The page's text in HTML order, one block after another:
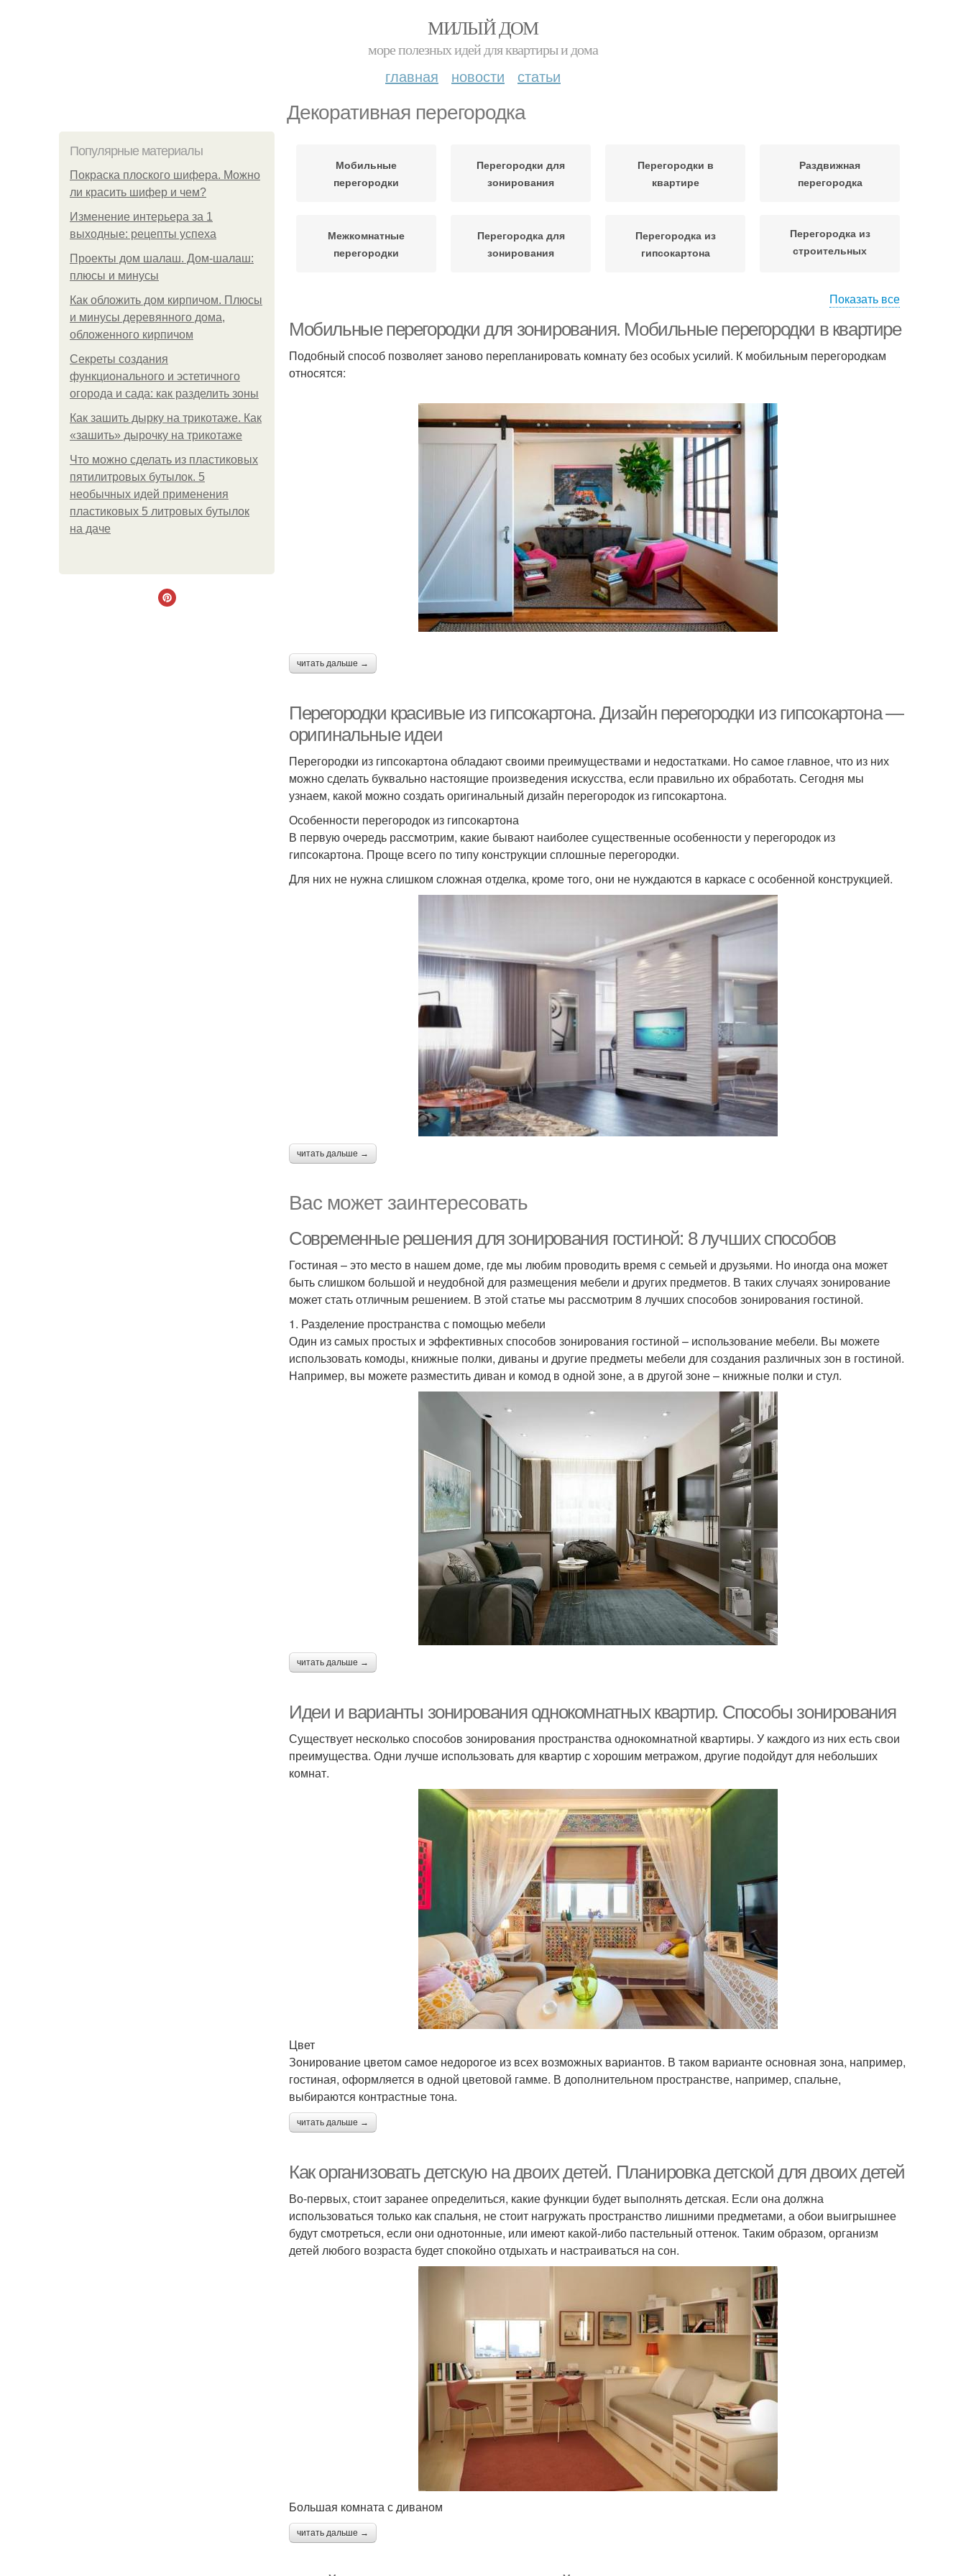
МИЛЫЙ ДОМ
море полезных идей для квартиры и дома
главная новости статьи
Декоративная перегородка
Популярные материалы
Покраска плоского шифера. Можно
ли красить шифер и чем?
Изменение интерьера за 1
выходные: рецепты успеха
Проекты дом шалаш. Дом-шалаш:
плюсы и минусы
Как обложить дом кирпичом. Плюсы
и минусы деревянного дома,
обложенного кирпичом
Секреты создания
функционального и эстетичного
огорода и сада: как разделить зоны
Как зашить дырку на трикотаже. Как
«зашить» дырочку на трикотаже
Что можно сделать из пластиковых
пятилитровых бутылок. 5
необычных идей применения
пластиковых 5 литровых бутылок
на даче
Мобильные
перегородки
Перегородки для
зонирования
Перегородки в
квартире
Раздвижная
перегородка
Межкомнатные
перегородки
Перегородка для
зонирования
Перегородка из
гипсокартона
Перегородка из
строительных
перегородки
перегородки
перегородки
Перегородки из
гипсокартона
Декоративные
Показать все
Мобильные перегородки для зонирования. Мобильные перегородки в квартире
Подобный способ позволяет заново перепланировать комнату без особых усилий. К мобильным перегородкам
относятся:
читать дальше →
Перегородки красивые из гипсокартона. Дизайн перегородки из гипсокартона —
оригинальные идеи
Перегородки из гипсокартона обладают своими преимуществами и недостатками. Но самое главное, что из них
можно сделать буквально настоящие произведения искусства, если правильно их обработать. Сегодня мы
узнаем, какой можно создать оригинальный дизайн перегородок из гипсокартона.
Особенности перегородок из гипсокартона
В первую очередь рассмотрим, какие бывают наиболее существенные особенности у перегородок из
гипсокартона. Проще всего по типу конструкции сплошные перегородки.
Для них не нужна слишком сложная отделка, кроме того, они не нуждаются в каркасе с особенной конструкцией.
читать дальше →
Вас может заинтересовать
Современные решения для зонирования гостиной: 8 лучших способов
Гостиная – это место в нашем доме, где мы любим проводить время с семьей и друзьями. Но иногда она может
быть слишком большой и неудобной для размещения мебели и других предметов. В таких случаях зонирование
может стать отличным решением. В этой статье мы рассмотрим 8 лучших способов зонирования гостиной.
1. Разделение пространства с помощью мебели
Один из самых простых и эффективных способов зонирования гостиной – использование мебели. Вы можете
использовать комоды, книжные полки, диваны и другие предметы мебели для создания различных зон в гостиной.
Например, вы можете разместить диван и комод в одной зоне, а в другой зоне – книжные полки и стул.
читать дальше →
Идеи и варианты зонирования однокомнатных квартир. Способы зонирования
Существует несколько способов зонирования пространства однокомнатной квартиры. У каждого из них есть свои
преимущества. Одни лучше использовать для квартир с хорошим метражом, другие подойдут для небольших
комнат.
Цвет
Зонирование цветом самое недорогое из всех возможных вариантов. В таком варианте основная зона, например,
гостиная, оформляется в одной цветовой гамме. В дополнительном пространстве, например, спальне,
выбираются контрастные тона.
читать дальше →
Как организовать детскую на двоих детей. Планировка детской для двоих детей
Во-первых, стоит заранее определиться, какие функции будет выполнять детская. Если она должна
использоваться только как спальня, не стоит нагружать пространство лишними предметами, а обои выигрышнее
будут смотреться, если они однотонные, или имеют какой-либо пастельный оттенок. Таким образом, организм
детей любого возраста будет спокойно отдыхать и настраиваться на сон.
Большая комната с диваном
читать дальше →